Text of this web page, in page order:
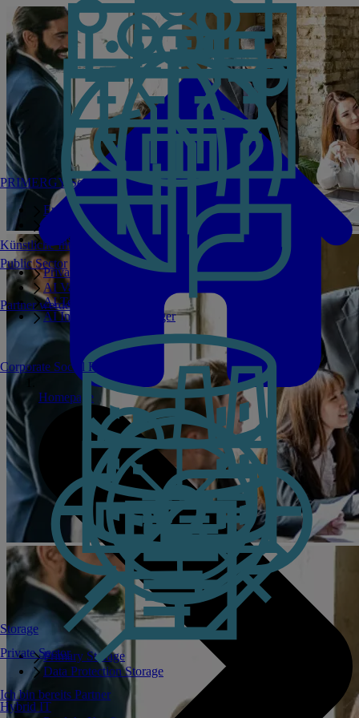
PRIMERGY Servers
Enterprise AI Server Portfolio
Benchmarks
Infrastructure Manager
Storage
Primary Storage
Data Protection Storage
Künstliche Intelligenz
Private GPT
AI Validated Designs
AI Test Drive
AI Infrastructure Manager
Hybrid IT
Public Sector
Private Sector
Partner werden
Ich bin bereits Partner
Corporate Social Responsibility
Homepage